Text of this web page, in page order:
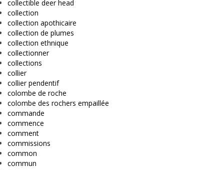
collectible deer head
collection
collection apothicaire
collection de plumes
collection ethnique
collectionner
collections
collier
collier pendentif
colombe de roche
colombe des rochers empaillée
commande
commence
comment
commissions
common
commun